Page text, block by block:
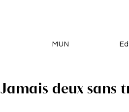
MUN
Jamais deux sans